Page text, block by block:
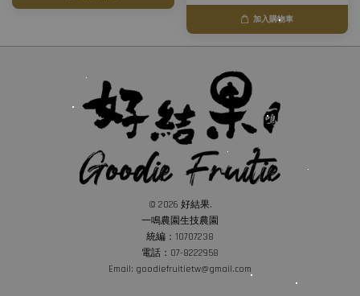
加入購物車
© 2026 好結果.
一鳴農園生技農園
統編：10707238
電話：07-8222958
Email: goodiefruitietw@gmail.com